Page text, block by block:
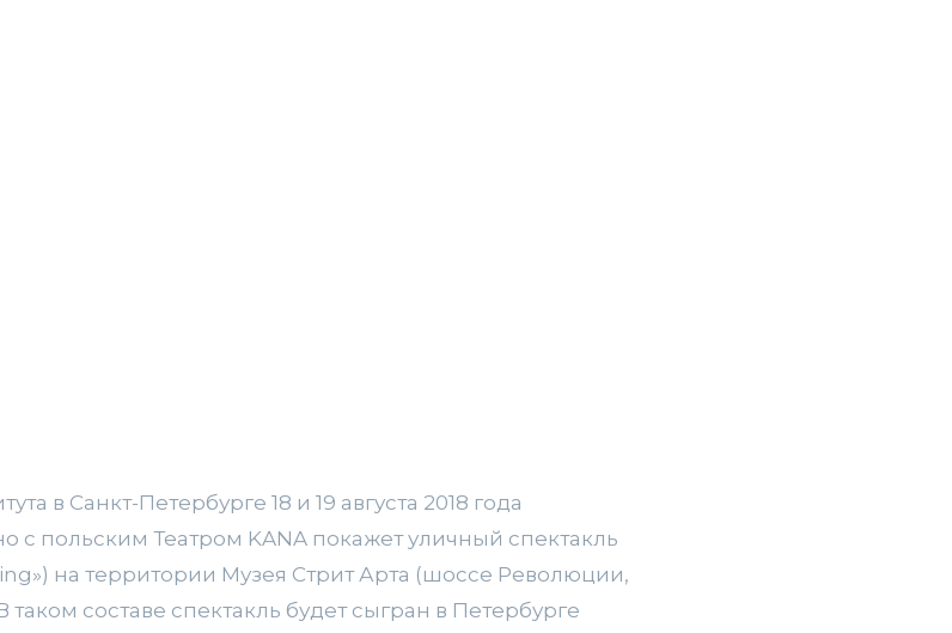
в Санкт-Петербурге 18 и 19 августа 2018 года
с польским Театром KANA покажет уличный спектакль
на территории Музея Стрит Арта (шоссе Революции,
составе спектакль будет сыгран в Петербурге